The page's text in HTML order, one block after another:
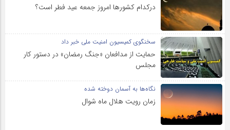
درکدام کشورها امروز جمعه عید فطر است؟
سخنگوی کمیسیون امنیت ملی خبر داد
حمایت از مدافعان «جنگ رمضان» در دستور کار
مجلس
نگاه‌ها به آسمان دوخته شده
زمان رویت هلال ماه شوال